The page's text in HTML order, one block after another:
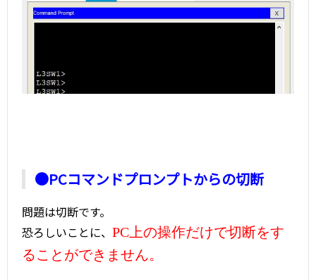
●PCコマンドプロンプトからの切断
問題は切断です。
恐ろしいことに、 PC上の操作だけで切断をす
ることができません。